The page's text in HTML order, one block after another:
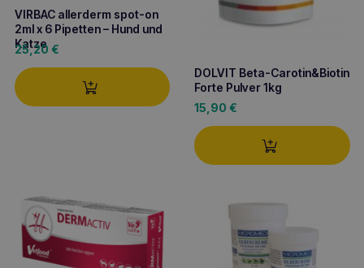
VIRBAC allerderm spot-on
2ml x 6 Pipetten – Hund und
Katze
25,20 €
DOLVIT Beta-Carotin&Biotin
Forte Pulver 1kg
15,90 €